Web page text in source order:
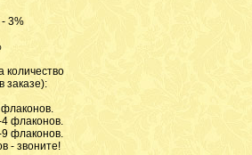
- 3%
количество
заказе):
4 флаконов.
9 флаконов.
- звоните!